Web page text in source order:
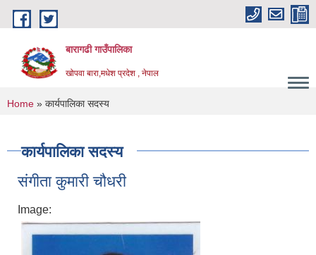
Skip to main content
बारागढी गाउँपालिका
खोपवा बारा,मधेश प्रदेश , नेपाल
You are here
Home » कार्यपालिका सदस्य
कार्यपालिका सदस्य
संगीता कुमारी चौधरी
Image: